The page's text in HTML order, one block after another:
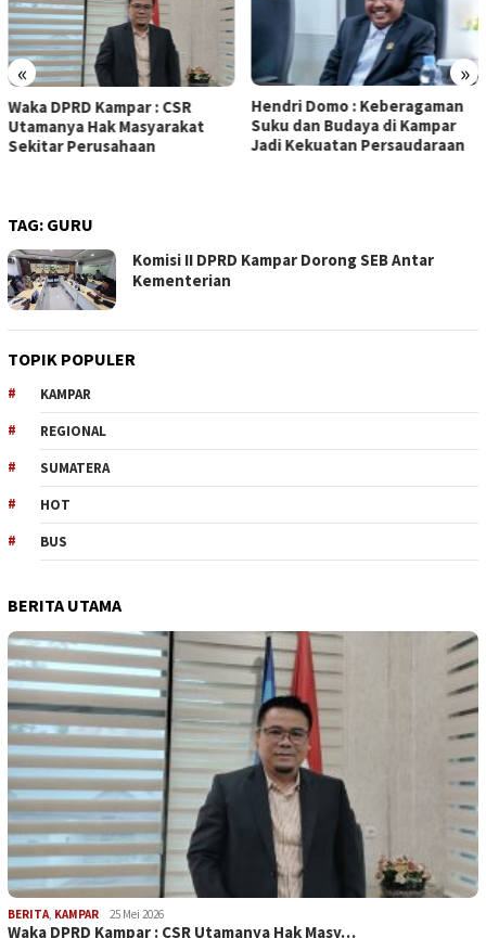
« »
Hendri Domo : Keberagaman
Suku dan Budaya di Kampar
Jadi Kekuatan Persaudaraan
Olah Minyak Jelantah dari
Biodiesel, Prestasi Siswa MAN
5 Kampar Diapresiasi Eko
TAG: GURU
Komisi II DPRD Kampar Dorong SEB Antar
Kementerian
TOPIK POPULER
KAMPAR
REGIONAL
SUMATERA
HOT
BUS
BERITA UTAMA
BERITA KAMPAR 25 Mei 2026
Waka DPRD Kampar : CSR Utamanya Hak Masy…